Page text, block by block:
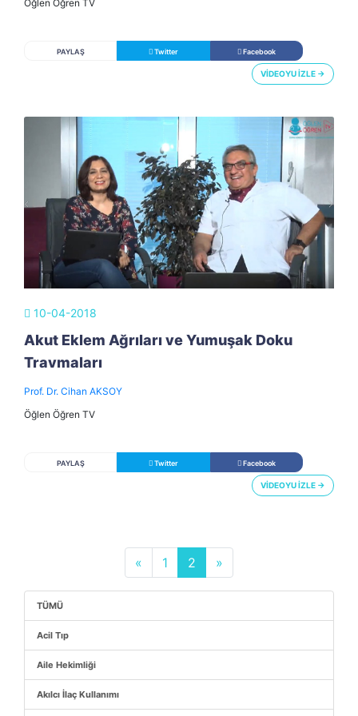
Öğlen Öğren TV
PAYLAŞ Twitter Facebook
VİDEOYU İZLE →
10-04-2018
Akut Eklem Ağrıları ve Yumuşak Doku
Travmaları
Prof. Dr. Cihan AKSOY
Öğlen Öğren TV
PAYLAŞ Twitter Facebook
VİDEOYU İZLE →
« 1 2 »
TÜMÜ
Acil Tıp
Aile Hekimliği
Akılcı İlaç Kullanımı